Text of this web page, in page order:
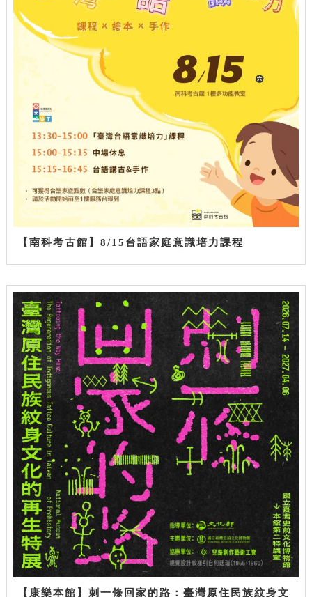
【南科考古館】8/15台語家庭意識培力課程
【康樂本館】刺一條回家的路：臺灣原住民族紋身文